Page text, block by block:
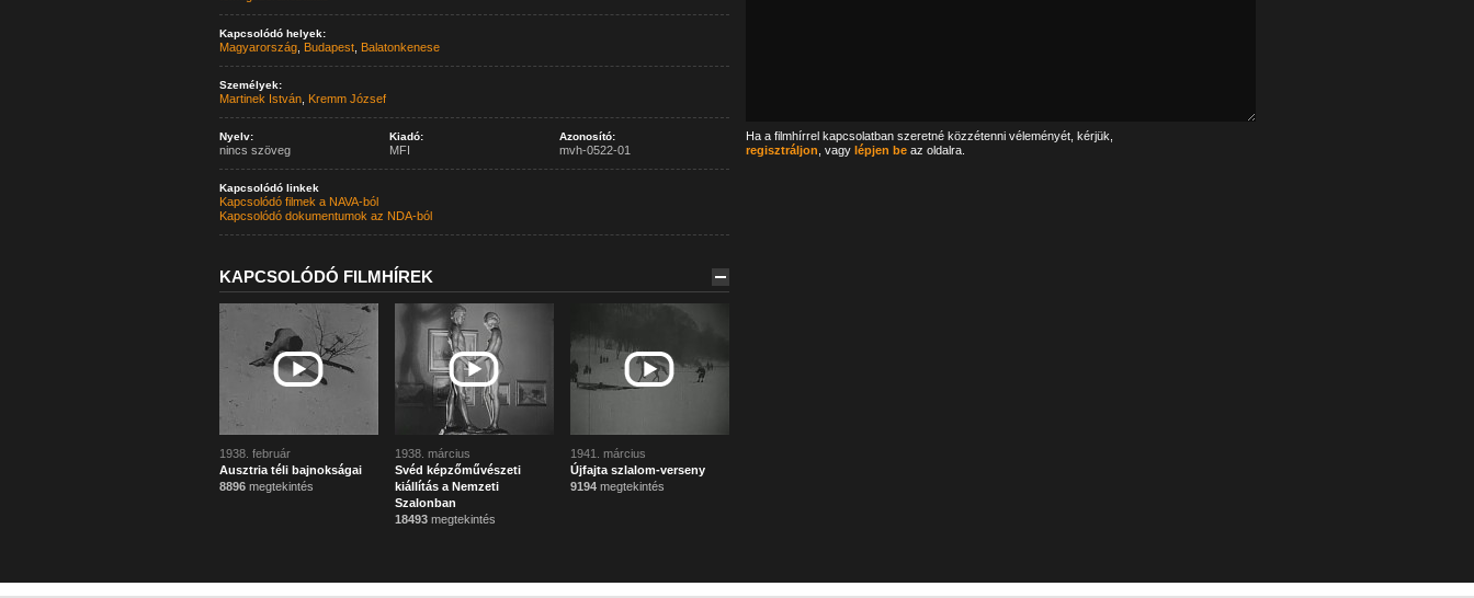
Kapcsolódó helyek:
Magyarország, Budapest, Balatonkenese
Személyek:
Martinek István, Kremm József
Nyelv:
nincs szöveg
Kiadó:
MFI
Azonosító:
mvh-0522-01
Kapcsolódó linkek
Kapcsolódó filmek a NAVA-ból
Kapcsolódó dokumentumok az NDA-ból
KAPCSOLÓDÓ FILMHÍREK
1938. február
Ausztria téli bajnokságai
8896megtekintés
1938. március
Svéd képzőművészeti
kiállítás a Nemzeti
Szalonban
18493megtekintés
1941. március
Újfajta szlalom-verseny
9194megtekintés
Ha a filmhírrel kapcsolatban szeretné közzétenni véleményét, kérjük,
regisztráljon , vagy lépjen beaz oldalra.